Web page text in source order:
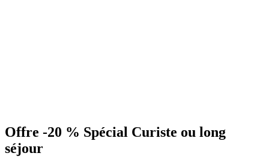
Offre -20 % Spécial Curiste ou long
séjour